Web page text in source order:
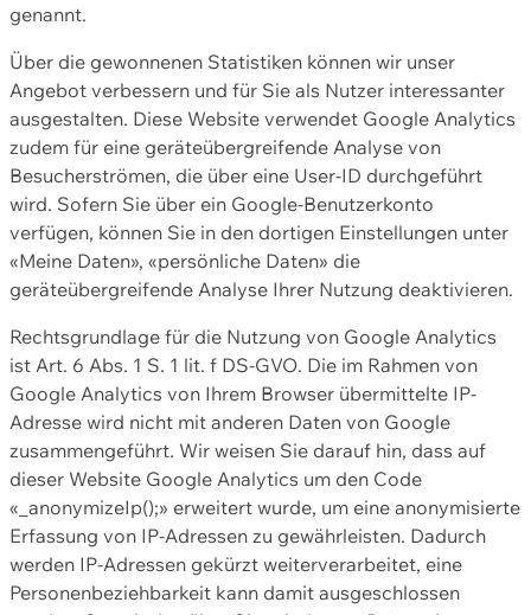
genannt.
Über die gewonnenen Statistiken können wir unser
Angebot verbessern und für Sie als Nutzer interessanter
ausgestalten. Diese Website verwendet Google Analytics
zudem für eine geräteübergreifende Analyse von
Besucherströmen, die über eine User-ID durchgeführt
wird. Sofern Sie über ein Google-Benutzerkonto
verfügen, können Sie in den dortigen Einstellungen unter
«Meine Daten», «persönliche Daten» die
geräteübergreifende Analyse Ihrer Nutzung deaktivieren.
Rechtsgrundlage für die Nutzung von Google Analytics
ist Art. 6 Abs. 1 S. 1 lit. f DS-GVO. Die im Rahmen von
Google Analytics von Ihrem Browser übermittelte IP-
Adresse wird nicht mit anderen Daten von Google
zusammengeführt. Wir weisen Sie darauf hin, dass auf
dieser Website Google Analytics um den Code
«_anonymizeIp();» erweitert wurde, um eine anonymisierte
Erfassung von IP-Adressen zu gewährleisten. Dadurch
werden IP-Adressen gekürzt weiterverarbeitet, eine
Personenbeziehbarkeit kann damit ausgeschlossen